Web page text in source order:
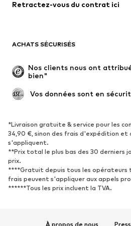
Manteaux
Jupes
Occasions spéciales
Remise à neuf
Nouveautés
Baskets
Escarpins et talons hauts
Sandales
Chaussures de sport
Retractez-vous du contrat ici
ACHATS SÉCURISÉS
Nos clients nous ont
bien"
Vos données sont en
*Livraison gratuite & service pour les
34,90 €, sinon des frais d'expédition et
s'appliquent.
**Prix total le plus bas des 30 derniers
prix.
****Gratuit depuis tous les opérateurs
frais peuvent s'appliquer aux appels
******Tous les prix incluent la TVA.
À propos de nous